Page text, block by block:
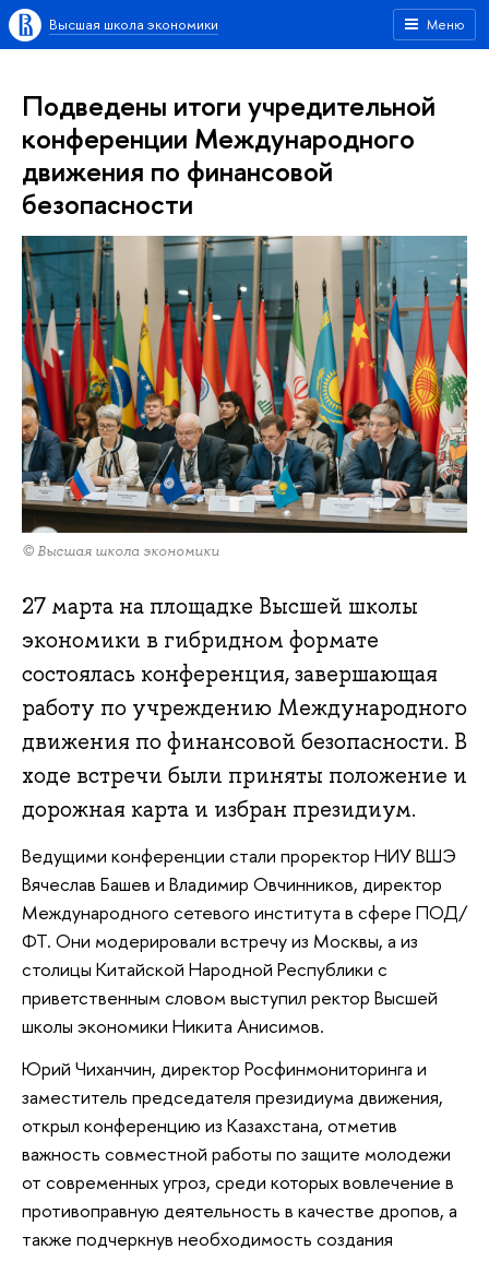
Меню
Высшая школа экономики
Подведены итоги учредительной
конференции Международного
движения по финансовой
безопасности
© Высшая школа экономики
27 марта на площадке Высшей школы
экономики в гибридном формате
состоялась конференция, завершающая
работу по учреждению Международного
движения по финансовой безопасности. В
ходе встречи были приняты положение и
дорожная карта и избран президиум.
Ведущими конференции стали проректор НИУ ВШЭ
Вячеслав Башев и Владимир Овчинников, директор
Международного сетевого института в сфере ПОД/
ФТ. Они модерировали встречу из Москвы, а из
столицы Китайской Народной Республики с
приветственным словом выступил ректор Высшей
школы экономики Никита Анисимов.
Юрий Чиханчин, директор Росфинмониторинга и
заместитель председателя президиума движения,
открыл конференцию из Казахстана, отметив
важность совместной работы по защите молодежи
от современных угроз, среди которых вовлечение в
противоправную деятельность в качестве дропов, а
также подчеркнув необходимость создания